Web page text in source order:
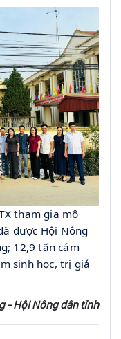
tham gia mô
được Hội Nông
12,9 tấn cám
sinh học, trị giá
- Hội Nông dân tỉnh